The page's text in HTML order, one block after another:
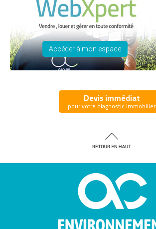
Accéder à mon espace
Devis immédiat
pour votre diagnostic immobilier